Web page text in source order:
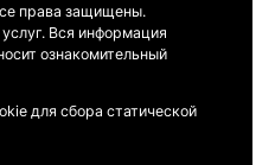
права защищены.
Вся информация
ознакомительный
для сбора статической